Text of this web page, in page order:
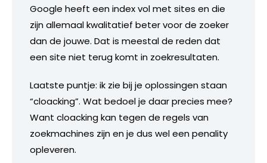
Google heeft een index vol met sites en die
zijn allemaal kwalitatief beter voor de zoeker
dan de jouwe. Dat is meestal de reden dat
een site niet terug komt in zoekresultaten.
Laatste puntje: ik zie bij je oplossingen staan
“cloacking”. Wat bedoel je daar precies mee?
Want cloacking kan tegen de regels van
zoekmachines zijn en je dus wel een penality
opleveren.